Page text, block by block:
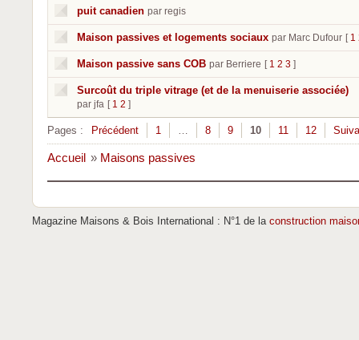
puit canadien par regis
Maison passives et logements sociaux par Marc Dufour [ 1
Maison passive sans COB par Berriere [ 1 2 3 ]
Surcoût du triple vitrage (et de la menuiserie associée)
par jfa [ 1 2 ]
Pages : Précédent 1 … 8 9 10 11 12
Accueil » Maisons passives
Magazine Maisons & Bois International : N°1 de la construction